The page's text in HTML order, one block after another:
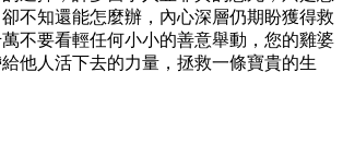
不知還能怎麼辦，內心深層仍期盼獲得救
不要看輕任何小小的善意舉動，您的雞婆
他人活下去的力量，拯救一條寶貴的生